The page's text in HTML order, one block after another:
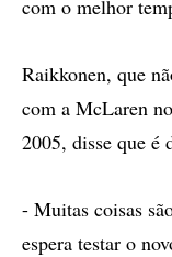
com o melhor
Raikkonen, que
com a McLaren
2005, disse que é
- Muitas coisas
espera testar o